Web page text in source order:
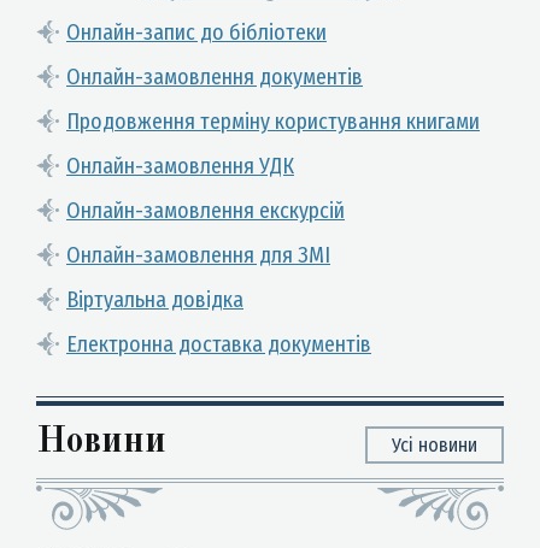
Онлайн-запис до бібліотеки
Онлайн-замовлення документів
Продовження терміну користування книгами
Онлайн-замовлення УДК
Онлайн-замовлення екскурсій
Онлайн-замовлення для ЗМІ
Віртуальна довідка
Електронна доставка документів
Новини Усі новини